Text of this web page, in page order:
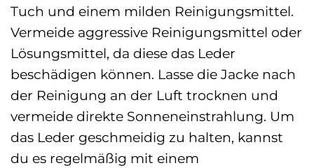
Tuch und einem milden Reinigungsmittel.
Vermeide aggressive Reinigungsmittel oder
Lösungsmittel, da diese das Leder
beschädigen können. Lasse die Jacke nach
der Reinigung an der Luft trocknen und
vermeide direkte Sonneneinstrahlung. Um
das Leder geschmeidig zu halten, kannst
du es regelmäßig mit einem